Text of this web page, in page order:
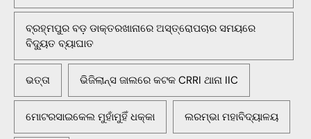
ବ୍ରହ୍ମପୁର ବଡ଼ ଡାକ୍ତରଖାନାରେ ଅସ୍ତ୍ରୋପଚାର ସମୟରେ
ବିଦ୍ୟୁତ ବ୍ୟାଘାତ
ଭତ୍ତା ଭିଜିଲାନ୍ସ ଜାଲରେ କଟକ CRRI ଥାନା IIC
ମୋଟରସାଇକେଲ ମୁହାଁମୁହିଁ ଧକ୍କା ଲରମ୍ଭା ମହାବିଦ୍ୟାଳୟ